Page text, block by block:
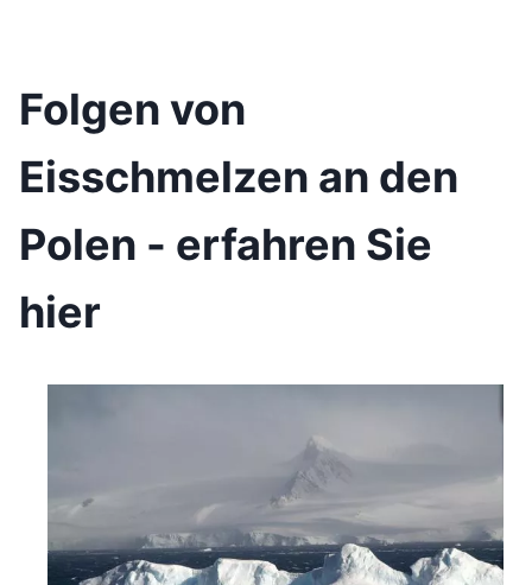
Folgen von
Eisschmelzen an den
Polen - erfahren Sie
hier